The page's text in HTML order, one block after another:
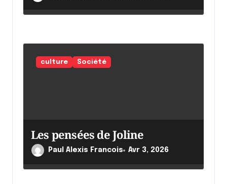
culture Société
Les pensées de Joline
Paul Alexis Francois Avr 3, 2026